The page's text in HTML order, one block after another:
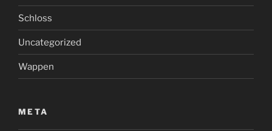
Schloss
Uncategorized
Wappen
META